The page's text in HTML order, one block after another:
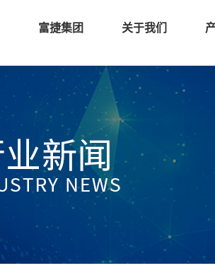
富捷集团 关于我们